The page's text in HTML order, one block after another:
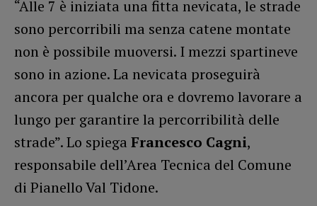
“Alle 7 è iniziata una fitta nevicata, le strade
sono percorribili ma senza catene montate
non è possibile muoversi. I mezzi spartineve
sono in azione. La nevicata proseguirà
ancora per qualche ora e dovremo lavorare a
lungo per garantire la percorribilità delle
strade”. Lo spiega Francesco Cagni,
responsabile dell’Area Tecnica del Comune
di Pianello Val Tidone.